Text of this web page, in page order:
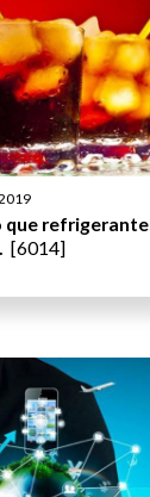
que
[6014]